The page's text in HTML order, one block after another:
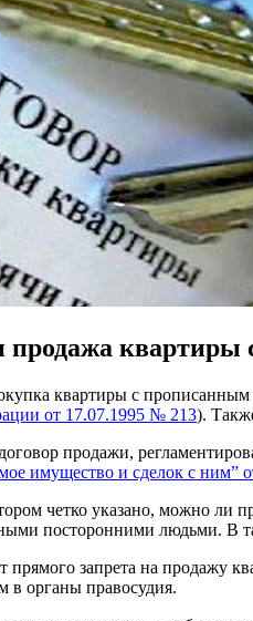
продажа
квартиры с
от 17.07.1995 № 213).
продажи,
имущество и сделок с ним”
четко указано, можно ли
посторонними людьми. В
прямого запрета на продажу
в органы правосудия.